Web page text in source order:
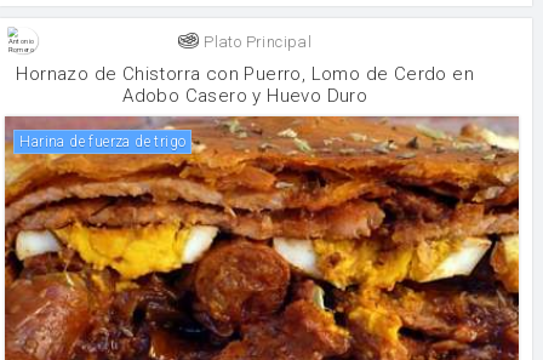
Plato Principal
Hornazo de Chistorra con Puerro, Lomo de Cerdo en
Adobo Casero y Huevo Duro
harina de fuerza de trigo